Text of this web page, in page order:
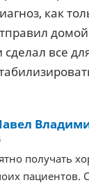
как
все
получать
пациентов.